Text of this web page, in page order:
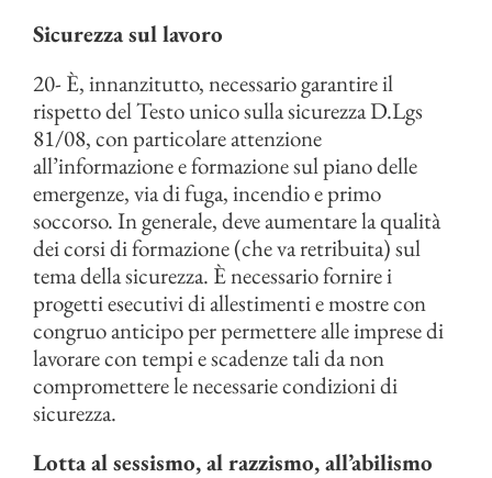
Sicurezza sul lavoro
20- È, innanzitutto, necessario garantire il
rispetto del Testo unico sulla sicurezza D.Lgs
81/08, con particolare attenzione
all’informazione e formazione sul piano delle
emergenze, via di fuga, incendio e primo
soccorso. In generale, deve aumentare la qualità
dei corsi di formazione (che va retribuita) sul
tema della sicurezza. È necessario fornire i
progetti esecutivi di allestimenti e mostre con
congruo anticipo per permettere alle imprese di
lavorare con tempi e scadenze tali da non
compromettere le necessarie condizioni di
sicurezza.
Lotta al sessismo, al razzismo, all’abilismo